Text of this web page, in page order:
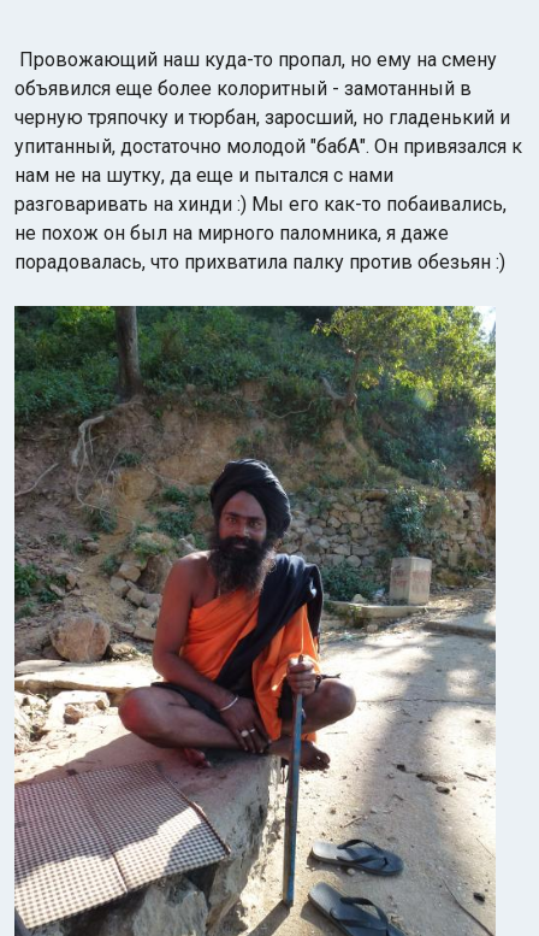
Провожающий наш куда-то пропал, но ему на смену
объявился еще более колоритный - замотанный в
черную тряпочку и тюрбан, заросший, но гладенький и
упитанный, достаточно молодой "бабА". Он привязался к
нам не на шутку, да еще и пытался с нами
разговаривать на хинди :) Мы его как-то побаивались,
не похож он был на мирного паломника, я даже
порадовалась, что прихватила палку против обезьян :)